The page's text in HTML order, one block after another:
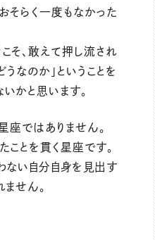
おそらく一度もなかった
そ、敢えて押し流され
うなのか」ということを
かと思います。
座ではありません。
ことを貫く星座です。
ない自分自身を見出す
せん。